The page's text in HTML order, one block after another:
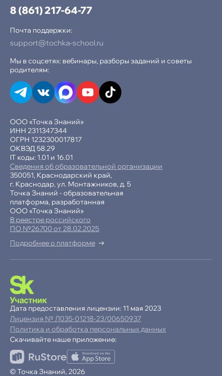
−10% при оплате в рассрочку
Продолжая пользоваться сайтом,
ООО «Точка Знаний»
ИНН 2311347344
ОГРН 1232300017817
ОКВЭД 58.29
IT коды: 1.01 и 16.01
Сведения об образовательной организации
350051, Краснодарский край,
г. Краснодар, ул. Монтажников, д. 5
Точка Знаний - образовательная
платформа, разработанная
ООО «Точка Знаний»
В реестре российского
ПО №26700 от 28.02.2025
Подробнее о платформе
8 (861) 217-64-77
Почта поддержки:
support@tochka-school.ru
Мы в соцсетях: вебинары, разборы заданий и советы
родителям:
© Точка Знаний, 2026
Политика и обработка персональных данных
Дата предоставления лицензии: 11 мая 2023
Лицензия № Л035-01218-23/00650937
Скачивайте наше приложение: